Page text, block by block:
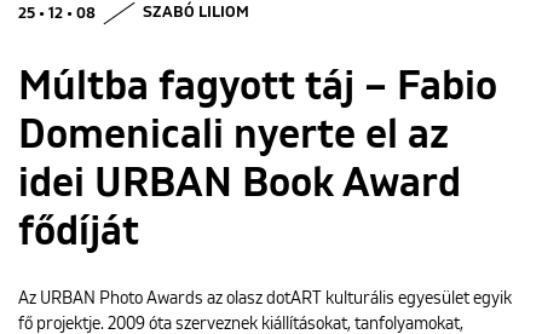
25 • 12 • 08 SZABÓ LILIOM
Múltba fagyott táj – Fabio
Domenicali nyerte el az
idei URBAN Book Award
fődíját
Az URBAN Photo Awards az olasz dotART kulturális egyesület egyik
fő projektje. 2009 óta szerveznek kiállításokat, tanfolyamokat,